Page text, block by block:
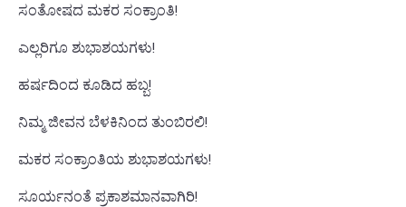
ಸಂತೋಷದ ಮಕರ ಸಂಕ್ರಾಂತಿ!
ಎಲ್ಲರಿಗೂ ಶುಭಾಶಯಗಳು!
ಹರ್ಷದಿಂದ ಕೂಡಿದ ಹಬ್ಬ!
ನಿಮ್ಮ ಜೀವನ ಬೆಳಕಿನಿಂದ ತುಂಬಿರಲಿ!
ಮಕರ ಸಂಕ್ರಾಂತಿಯ ಶುಭಾಶಯಗಳು!
ಸೂರ್ಯನಂತೆ ಪ್ರಕಾಶಮಾನವಾಗಿರಿ!